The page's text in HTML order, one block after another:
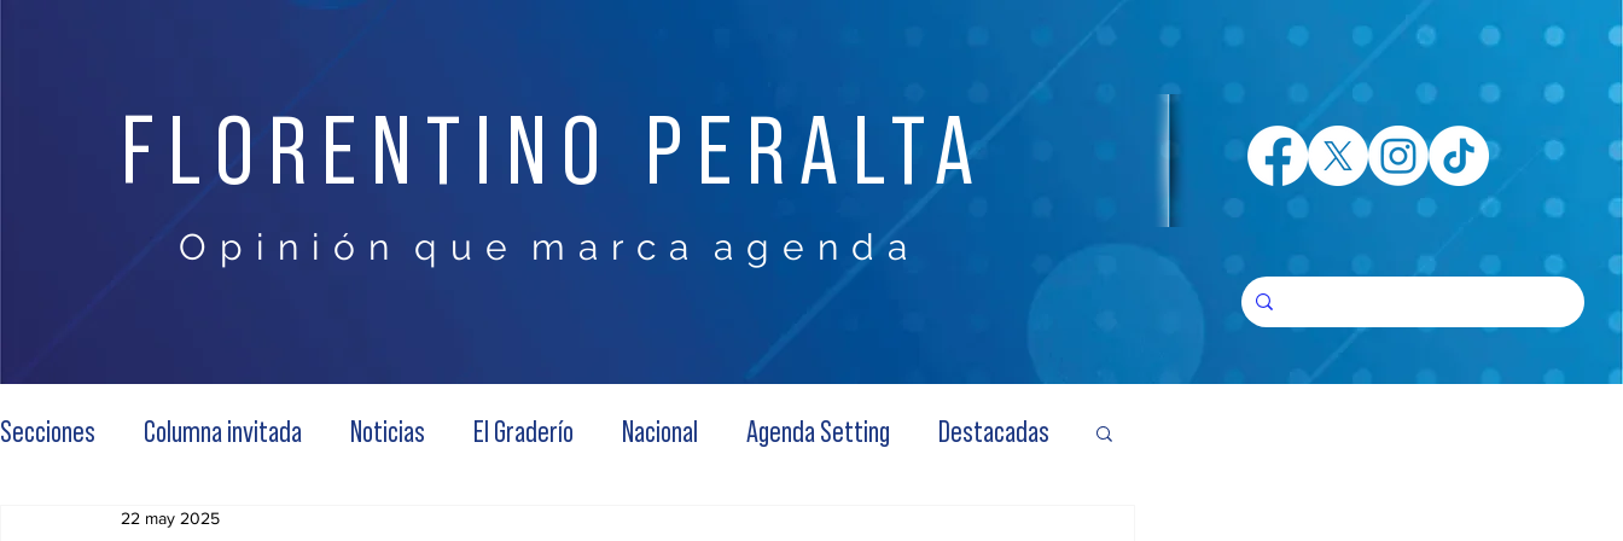
FLORENTINO PERALTA
O p i n i ó n q u e m a r c a a g e n d a
Secciones Columna invitada Noticias El Graderío Nacional Agenda Setting Destacadas
22 may 2025